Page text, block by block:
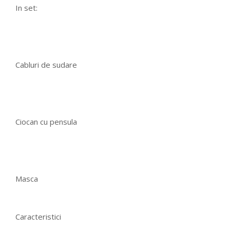
In set:
Cabluri de sudare
Ciocan cu pensula
Masca
Caracteristici